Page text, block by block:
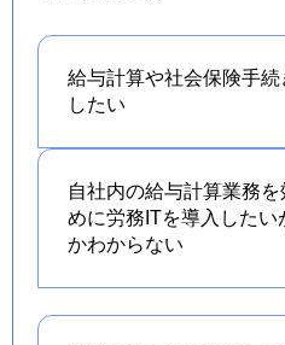
給与計算や社会保険手続
したい
自社内の給与計算業務
めに労務ITを導入したい
かわからない